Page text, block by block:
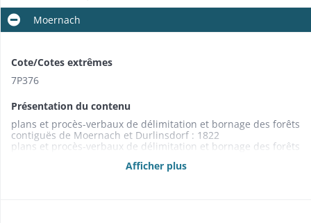
Moernach
Cote/Cotes extrêmes
7P376
Présentation du contenu
plans et procès-verbaux de délimitation et bornage des forêts
contiguës de Moernach et Durlinsdorf : 1822
plans et procès-verbaux de délimitation et bornage des forêts
procès-verbal de délimitation partielle des forêts de
Afficher plus